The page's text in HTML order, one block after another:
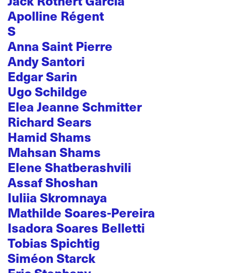
Apolline Régent
S
Anna Saint Pierre
Andy Santori
Edgar Sarin
Ugo Schildge
Elea Jeanne Schmitter
Richard Sears
Hamid Shams
Mahsan Shams
Elene Shatberashvili
Assaf Shoshan
Iuliia Skromnaya
Mathilde Soares-Pereira
Isadora Soares Belletti
Tobias Spichtig
Siméon Starck